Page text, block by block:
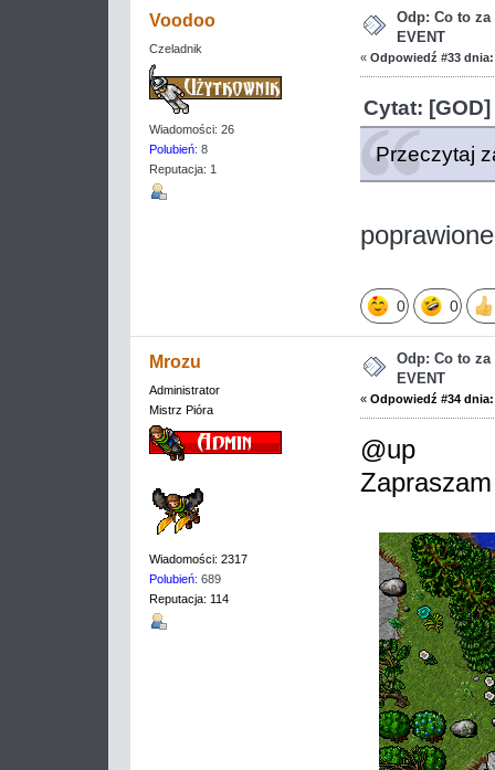
Voodoo
Czeladnik
Wiadomości: 26
Polubień: 8
Reputacja: 1
Odp: Co to za
EVENT
« Odpowiedź #33 dnia:
Cytat:
Przeczytaj
0 0
Mrozu
Administrator
Mistrz Pióra
Wiadomości: 2317
Polubień: 689
Reputacja: 114
Odp: Co to za
EVENT
« Odpowiedź #34 dnia:
@up